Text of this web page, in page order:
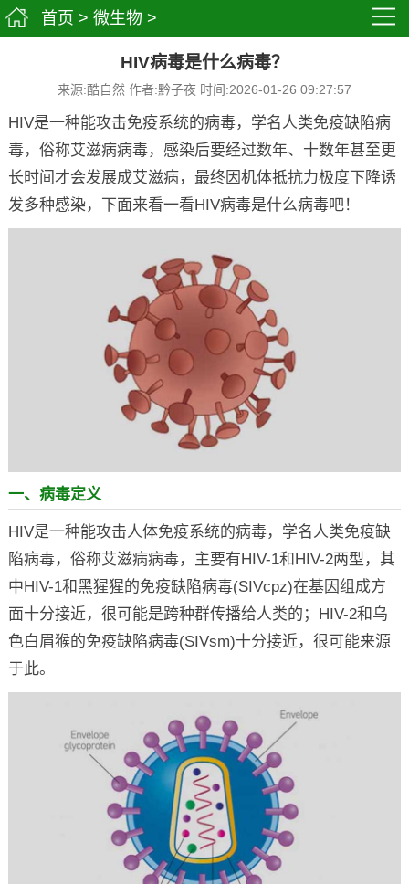
首页 > 微生物 >
HIV病毒是什么病毒？
来源:酷自然 作者:黔子夜 时间:2026-01-26 09:27:57
HIV是一种能攻击免疫系统的病毒，学名人类免疫缺陷病
毒，俗称艾滋病病毒，感染后要经过数年、十数年甚至更
长时间才会发展成艾滋病，最终因机体抵抗力极度下降诱
发多种感染，下面来看一看HIV病毒是什么病毒吧！
一、病毒定义
HIV是一种能攻击人体免疫系统的病毒，学名人类免疫缺
陷病毒，俗称艾滋病病毒，主要有HIV-1和HIV-2两型，其
中HIV-1和黑猩猩的免疫缺陷病毒(SIVcpz)在基因组成方
面十分接近，很可能是跨种群传播给人类的；HIV-2和乌
色白眉猴的免疫缺陷病毒(SIVsm)十分接近，很可能来源
于此。